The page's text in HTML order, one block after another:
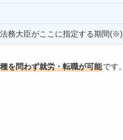
務大臣がここに指定する期間(※)
を問わず就労・転職が可能です。